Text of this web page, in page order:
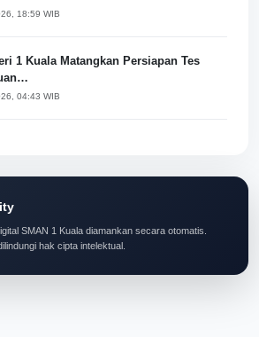
18:59 WIB
1 Kuala Matangkan Persiapan Tes
04:43 WIB
SMAN 1 Kuala diamankan secara otomatis.
hak cipta intelektual.